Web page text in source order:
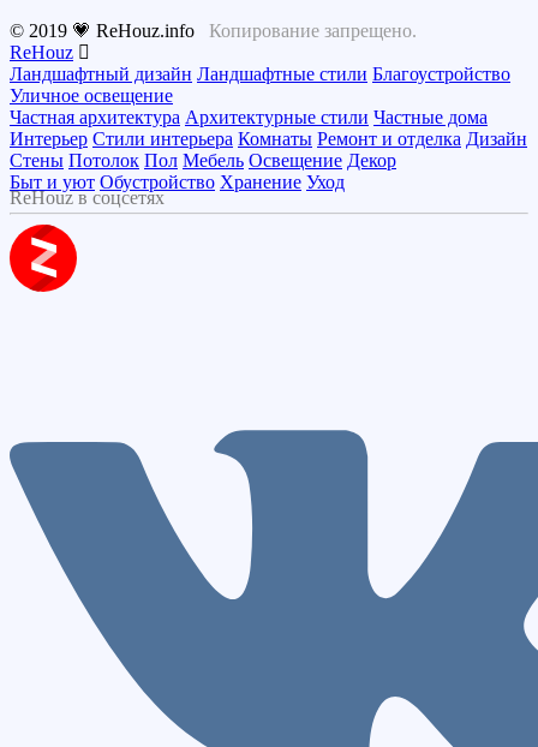
© 2019 💗 ReHouz.info Копирование запрещено.
ReHouz
Ландшафтный дизайн Ландшафтные стили Благоустройство
Уличное освещение
Частная архитектура Архитектурные стили Частные дома
Интерьер Стили интерьера Комнаты Ремонт и отделка Дизайн
Стены Потолок Пол Мебель Освещение Декор
Быт и уют Обустройство Хранение Уход
ReHouz в соцсетях